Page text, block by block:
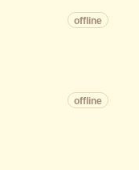
offline
offline